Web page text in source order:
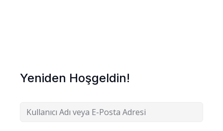
Yeniden Hoşgeldin!